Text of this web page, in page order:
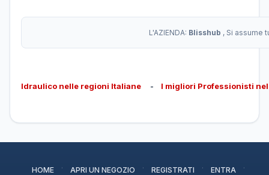
L'AZIENDA: Blisshub , Si assume
Idraulico nelle regioni Italiane - I migliori Professionisti
HOME · APRI UN NEGOZIO · REGISTRATI · ENTRA ·